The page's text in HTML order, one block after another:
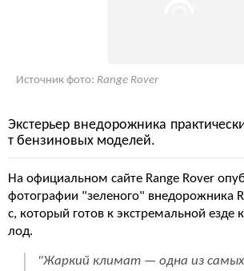
Источник фото: Range Rover
Экстерьер внедорожника
т бензиновых моделей.
На официальном сайте Range Rover
фотографии "зеленого" внедорожника
c, который готов к экстремальной езде
лод.
"Жаркий климат — одна из